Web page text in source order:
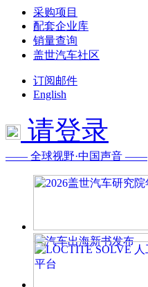
采购项目
配套企业库
销量查询
盖世汽车社区
订阅邮件
English
请登录
—— 全球视野·中国声音 ——